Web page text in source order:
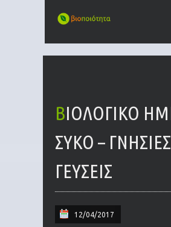
TO
ΒΙΟΛΟΓΙΚΌ ΗΜΊΞΕΡΟ
ΣΎΚΟ – ΓΝΉΣΙΕΣ
ΓΕΎΣΕΙΣ
12/04/2017